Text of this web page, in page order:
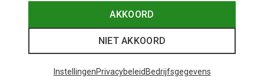
AKKOORD
NIET AKKOORD
InstellingenPrivacybeleid Bedrijfsgegevens